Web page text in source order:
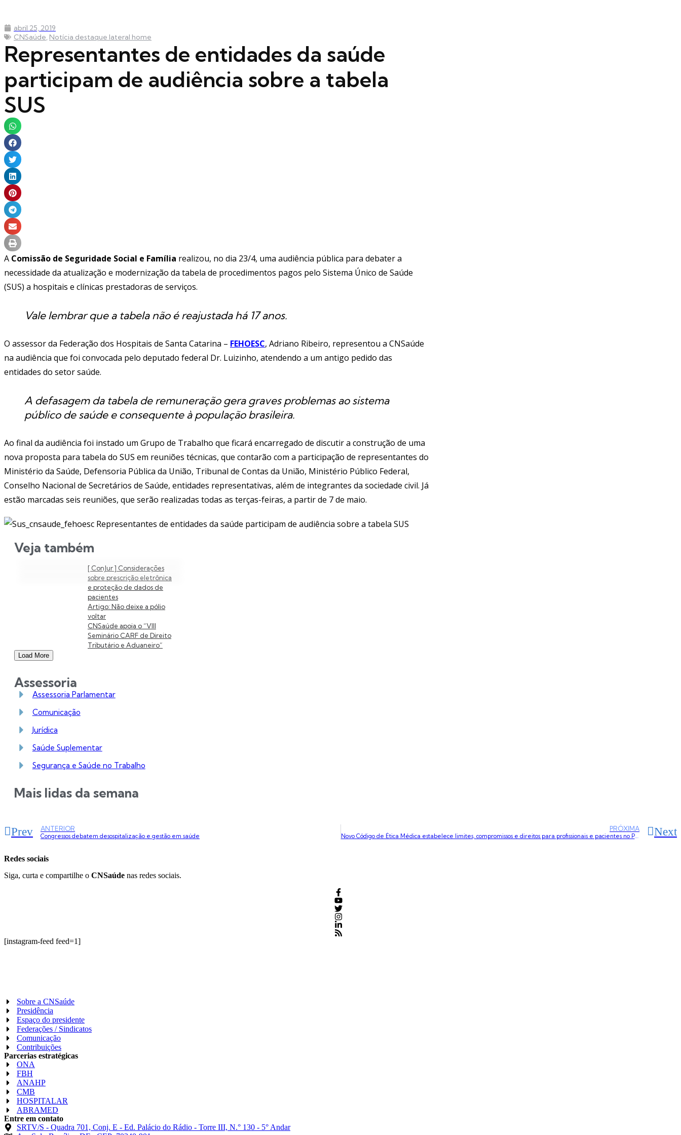
abril 25, 2019
CNSaúde, Notícia destaque lateral home
Representantes de entidades da saúde
participam de audiência sobre a tabela
SUS
A Comissão de Seguridade Social e Família realizou, no dia 23/4, uma audiência pública para debater a
necessidade da atualização e modernização da tabela de procedimentos pagos pelo Sistema Único de Saúde
(SUS) a hospitais e clínicas prestadoras de serviços.
Vale lembrar que a tabela não é reajustada há 17 anos.
O assessor da Federação dos Hospitais de Santa Catarina – FEHOESC, Adriano Ribeiro, representou a CNSaúde
na audiência que foi convocada pelo deputado federal Dr. Luizinho, atendendo a um antigo pedido das
entidades do setor saúde.
A defasagem da tabela de remuneração gera graves problemas ao sistema
público de saúde e consequente à população brasileira.
Ao final da audiência foi instado um Grupo de Trabalho que ficará encarregado de discutir a construção de uma
nova proposta para tabela do SUS em reuniões técnicas, que contarão com a participação de representantes do
Ministério da Saúde, Defensoria Pública da União, Tribunal de Contas da União, Ministério Público Federal,
Conselho Nacional de Secretários de Saúde, entidades representativas, além de integrantes da sociedade civil. Já
estão marcadas seis reuniões, que serão realizadas todas as terças-feiras, a partir de 7 de maio.
Veja também
[ ConJur ] Considerações
sobre prescrição eletrônica
e proteção de dados de
pacientes
Artigo: Não deixe a pólio
voltar
CNSaúde apoia o “VIII
Seminário CARF de Direito
Tributário e Aduaneiro”
Load More
Assessoria
Assessoria Parlamentar
Comunicação
Jurídica
Saúde Suplementar
Segurança e Saúde no Trabalho
Mais lidas da semana
Prev ANTERIOR
Congressos debatem desospitalização e gestão em saúde
PRÓXIMA
Novo Código de Ética Médica estabelece limites, compromissos e direitos para profissionais e pacientes no País Next
Redes sociais
Siga, curta e compartilhe o CNSaúde nas redes sociais.
[instagram-feed feed=1]
Sobre a CNSaúde
Presidência
Espaço do presidente
Federações / Sindicatos
Comunicação
Contribuições
Parcerias estratégicas
ONA
FBH
ANAHP
CMB
HOSPITALAR
ABRAMED
Entre em contato
SRTV/S - Quadra 701, Conj. E - Ed. Palácio do Rádio - Torre III, N.° 130 - 5° Andar